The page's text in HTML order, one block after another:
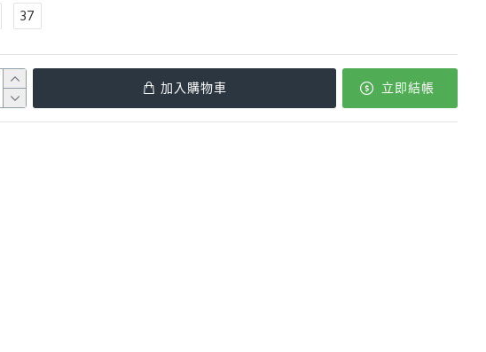
37
加入購物車 立即結帳